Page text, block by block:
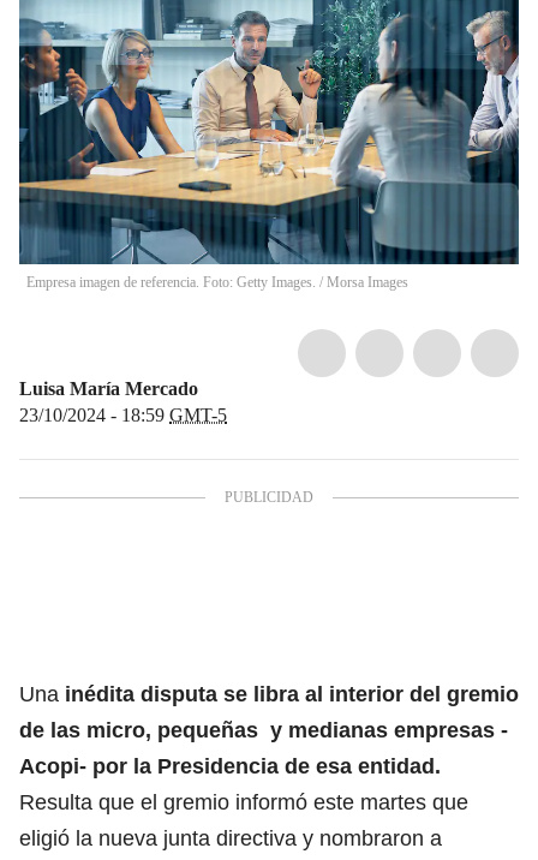
Empresa imagen de referencia. Foto: Getty Images. / Morsa Images
Luisa María Mercado
23/10/2024 - 18:59 GMT-5
Una inédita disputa se libra al interior del gremio
de las micro, pequeñas y medianas empresas -
Acopi- por la Presidencia de esa entidad.
Resulta que el gremio informó este martes que
eligió la nueva junta directiva y nombraron a